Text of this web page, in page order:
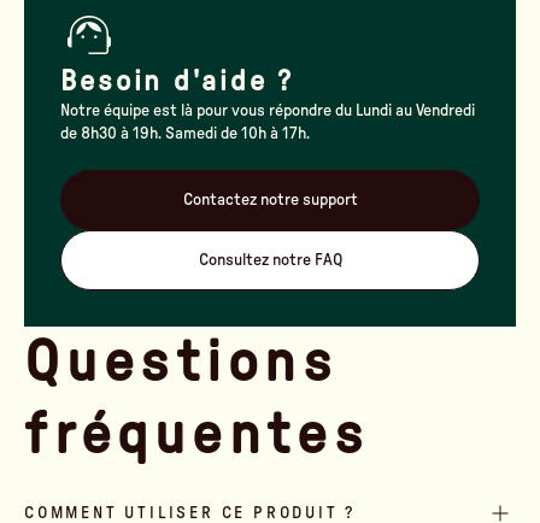
Questions
fréquentes
COMMENT UTILISER CE PRODUIT ?
Besoin d'aide ?
Notre équipe est là pour vous répondre du Lundi au Vendredi
de 8h30 à 19h. Samedi de 10h à 17h.
Contactez notre support
Consultez notre FAQ